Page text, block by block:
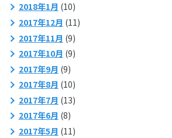
2018年1月 (10)
2017年12月 (11)
2017年11月 (9)
2017年10月 (9)
2017年9月 (9)
2017年8月 (10)
2017年7月 (13)
2017年6月 (8)
2017年5月 (11)